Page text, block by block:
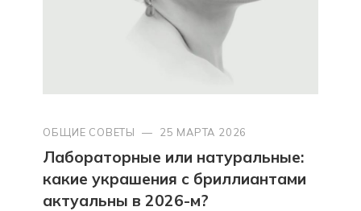
ОБЩИЕ СОВЕТЫ — 25 МАРТА 2026
Лабораторные или натуральные:
какие украшения с бриллиантами
актуальны в 2026-м?